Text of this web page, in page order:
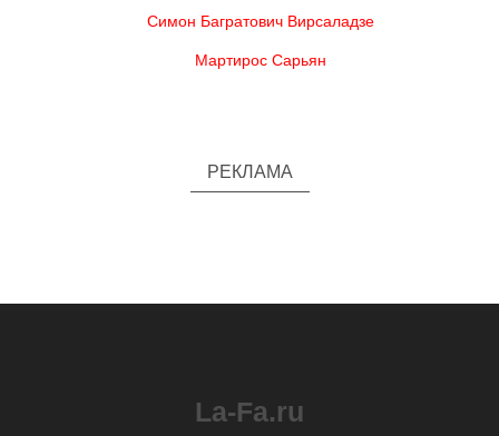
Симон Багратович Вирсаладзе
Мартирос Сарьян
РЕКЛАМА
La-Fa.ru